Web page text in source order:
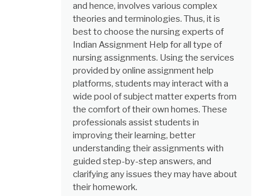
and hence, involves various complex
theories and terminologies. Thus, it is
best to choose the nursing experts of
Indian Assignment Help for all type of
nursing assignments. Using the services
provided by online assignment help
platforms, students may interact with a
wide pool of subject matter experts from
the comfort of their own homes. These
professionals assist students in
improving their learning, better
understanding their assignments with
guided step-by-step answers, and
clarifying any issues they may have about
their homework.